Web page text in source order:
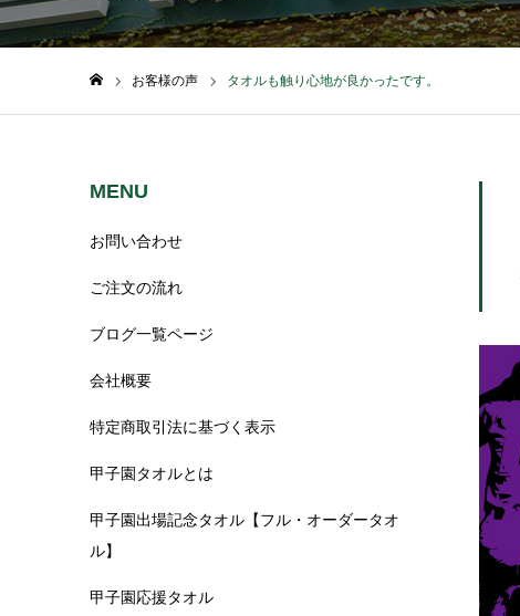
お客様の声 タオルも触り心地が良かったです。
MENU
お問い合わせ
ご注文の流れ
ブログ一覧ページ
会社概要
特定商取引法に基づく表示
甲子園タオルとは
甲子園出場記念タオル【フル・オーダータオ
ル】
甲子園応援タオル